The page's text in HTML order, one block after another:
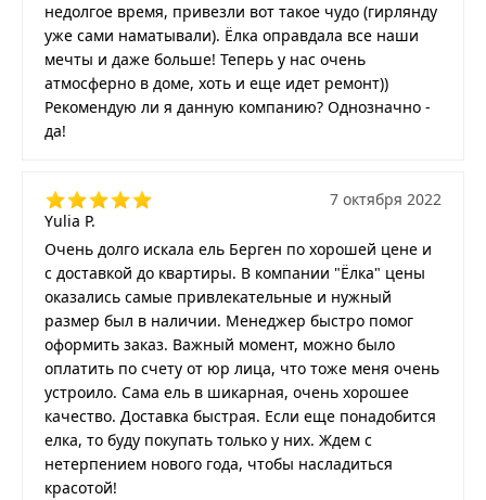
недолгое время, привезли вот такое чудо (гирлянду
уже сами наматывали). Ёлка оправдала все наши
мечты и даже больше! Теперь у нас очень
атмосферно в доме, хоть и еще идет ремонт))
Рекомендую ли я данную компанию? Однозначно -
да!
Yulia P.
7 октября 2022
Очень долго искала ель Берген по хорошей цене и
с доставкой до квартиры. В компании "Ёлка" цены
оказались самые привлекательные и нужный
размер был в наличии. Менеджер быстро помог
оформить заказ. Важный момент, можно было
оплатить по счету от юр лица, что тоже меня очень
устроило. Сама ель в шикарная, очень хорошее
качество. Доставка быстрая. Если еще понадобится
елка, то буду покупать только у них. Ждем с
нетерпением нового года, чтобы насладиться
красотой!